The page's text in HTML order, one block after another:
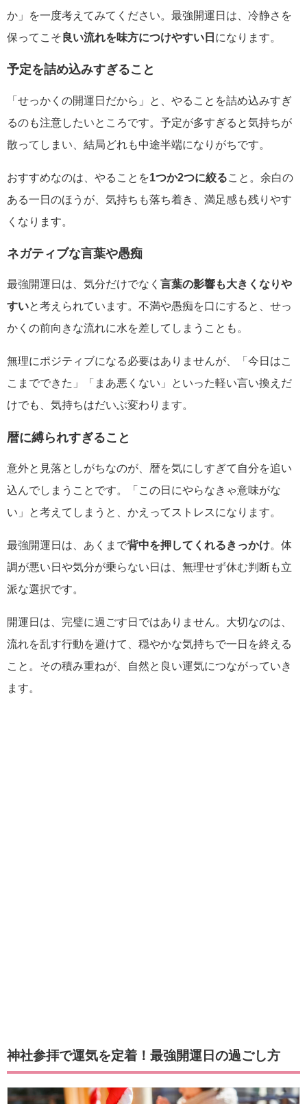
か」を一度考えてみてください。最強開運日は、冷静さを
保ってこそ 良い流れを味方につけやすい日 になります。
予定を詰め込みすぎること
「せっかくの開運日だから」と、やることを詰め込みすぎ
るのも注意したいところです。予定が多すぎると気持ちが
散ってしまい、結局どれも中途半端になりがちです。
おすすめなのは、やることを1つか2つに絞ること。余白の
ある一日のほうが、気持ちも落ち着き、満足感も残りやす
くなります。
ネガティブな言葉や愚痴
最強開運日は、気分だけでなく 言葉の影響も大きくなりや
すいと考えられています。不満や愚痴を口にすると、せっ
かくの前向きな流れに水を差してしまうことも。
無理にポジティブになる必要はありませんが、「今日はこ
こまでできた」「まあ悪くない」といった軽い言い換えだ
けでも、気持ちはだいぶ変わります。
暦に縛られすぎること
意外と見落としがちなのが、暦を気にしすぎて自分を追い
込んでしまうことです。「この日にやらなきゃ意味がな
い」と考えてしまうと、かえってストレスになります。
最強開運日は、あくまで背中を押してくれるきっかけ。体
調が悪い日や気分が乗らない日は、無理せず休む判断も立
派な選択です。
開運日は、完璧に過ごす日ではありません。大切なのは、
流れを乱す行動を避けて、穏やかな気持ちで一日を終える
こと。その積み重ねが、自然と良い運気につながっていき
ます。
神社参拝で運気を定着！最強開運日の過ごし方